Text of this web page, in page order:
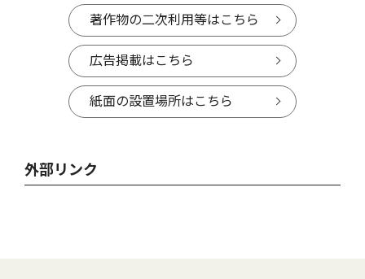
著作物の二次利用等はこちら
広告掲載はこちら
紙面の設置場所はこちら
外部リンク